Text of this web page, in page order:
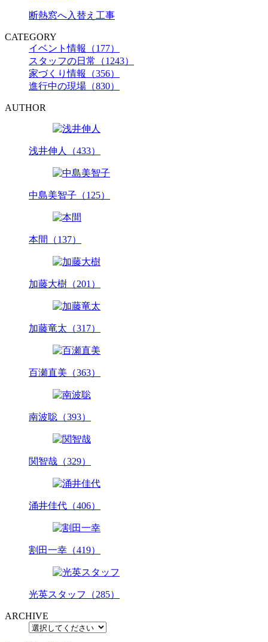
断熱窓へ入替え工事
CATEGORY
イベント情報（177）
スタッフの日常（1243）
家づくり情報（356）
進行中の現場（830）
AUTHOR
浅井伸人（433）
中島美智子（125）
本間（137）
加藤大樹（201）
加藤竜太（317）
百瀬直美（363）
南波聡（393）
関智哉（329）
涌井佳代（406）
割田一幸（419）
光英スタッフ（285）
ARCHIVE